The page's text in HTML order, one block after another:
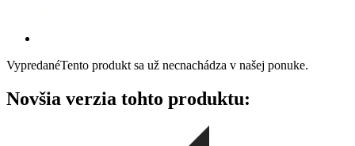
VypredanéTento produkt sa už necnachádza v našej ponuke.
Novšia verzia tohto produktu: